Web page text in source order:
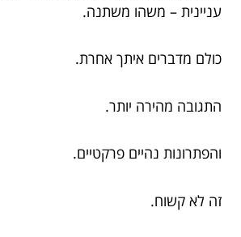
עניינית – משהו משתנה.
כולם מדברים איתך אחרת.
התגובה מהירה יותר.
והפתרונות נהיים פרקטיים.
זה לא קשוח.